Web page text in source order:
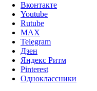
Вконтакте
Youtube
Rutube
MAX
Telegram
Дзен
Яндекс Ритм
Pinterest
Одноклассники